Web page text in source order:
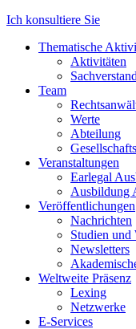
Ich konsultiere Sie
Thematische
Aktivitäten
Sachverstand
Team
Werte
Abteilung
Veranstaltungen
Earlegal
Ausbildung
Veröffentlichungen
Nachrichten
Studien und
Newsletters
Weltweite Präsenz
Lexing
Netzwerke
E-Services